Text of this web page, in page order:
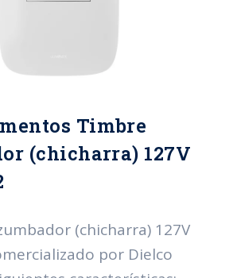
Timbre
(chicharra) 127V
(chicharra) 127V
por Dielco